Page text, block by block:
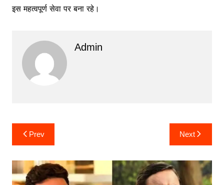
इस महत्वपूर्ण सेवा पर बना रहे।
Admin
Post
navigation
Prev Next